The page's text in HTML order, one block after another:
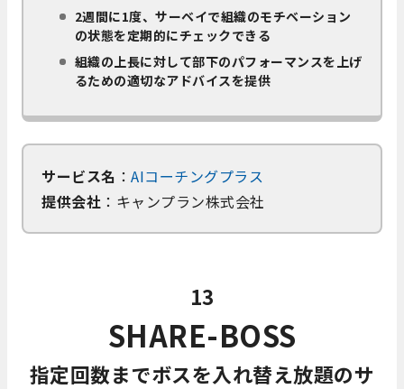
2週間に1度、サーベイで組織のモチベーション
の状態を定期的にチェックできる
組織の上長に対して部下のパフォーマンスを上げ
るための適切なアドバイスを提供
サービス名 ： AIコーチングプラス
提供会社 ：キャンプラン株式会社
13
SHARE-BOSS
指定回数までボスを入れ替え放題のサ